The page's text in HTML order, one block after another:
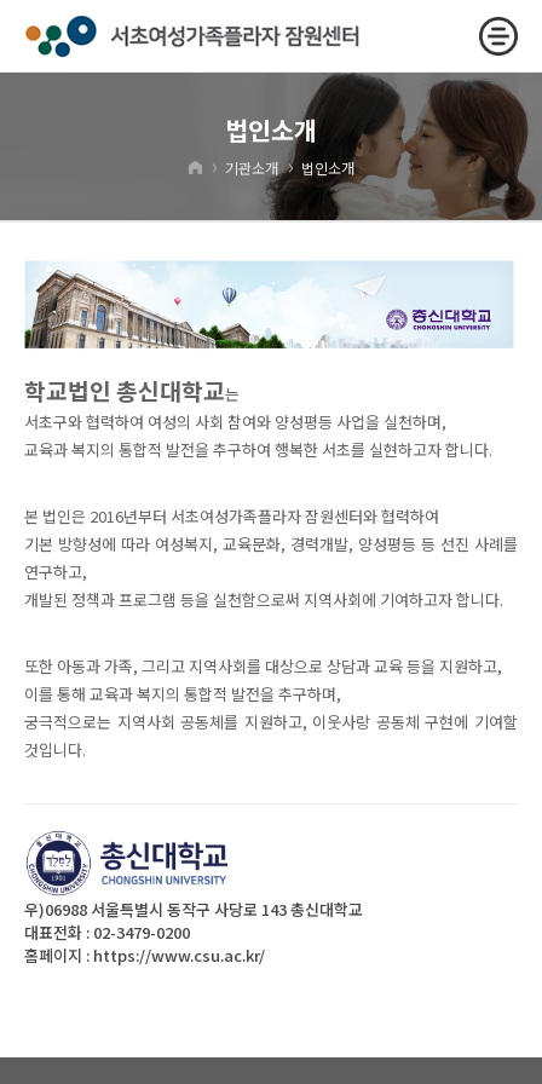
법인소개
› 기관소개 › 법인소개
학교법인 총신대학교는
서초구와 협력하여 여성의 사회 참여와 양성평등 사업을 실천하며,
교육과 복지의 통합적 발전을 추구하여 행복한 서초를 실현하고자 합니다.
본 법인은 2016년부터 서초여성가족플라자 잠원센터와 협력하여
기본 방향성에 따라 여성복지, 교육문화, 경력개발, 양성평등 등 선진 사례를
연구하고,
개발된 정책과 프로그램 등을 실천함으로써 지역사회에 기여하고자 합니다.
또한 아동과 가족, 그리고 지역사회를 대상으로 상담과 교육 등을 지원하고,
이를 통해 교육과 복지의 통합적 발전을 추구하며,
궁극적으로는 지역사회 공동체를 지원하고, 이웃사랑 공동체 구현에 기여할
것입니다.
우)06988 서울특별시 동작구 사당로 143 총신대학교
대표전화 : 02-3479-0200
홈페이지 : https://www.csu.ac.kr/